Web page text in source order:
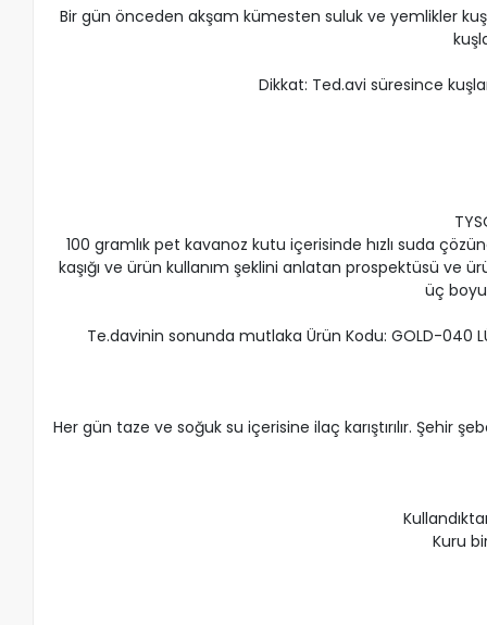
Bir gün önceden akşam kümesten suluk ve yemlikler
Dikkat: Ted.avi süresince
100 gramlık pet kavanoz kutu içerisinde hızlı suda
kaşığı ve ürün kullanım şeklini anlatan prospektüsü ve
üç
Te.davinin sonunda mutlaka Ürün Kodu: GOLD-040
Her gün taze ve soğuk su içerisine ilaç karıştırılır. Şehir
Kuru